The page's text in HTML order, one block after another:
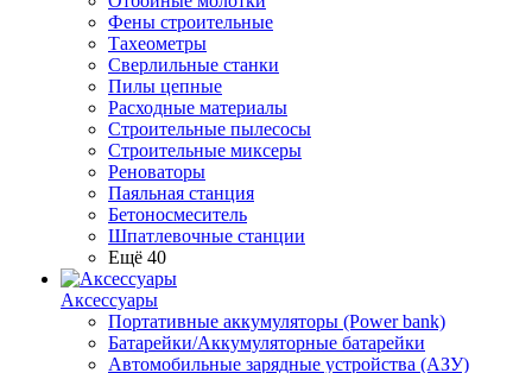
Фены строительные
Тахеометры
Сверлильные станки
Пилы цепные
Расходные материалы
Строительные пылесосы
Строительные миксеры
Реноваторы
Паяльная станция
Бетоносмеситель
Шпатлевочные станции
Ещё 40
Аксессуары
Портативные аккумуляторы (Power bank)
Батарейки/Аккумуляторные батарейки
Автомобильные зарядные устройства (АЗУ)